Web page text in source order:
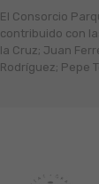
El Consorcio
contribuido con
la Cruz; Juan
Rodríguez; Pepe